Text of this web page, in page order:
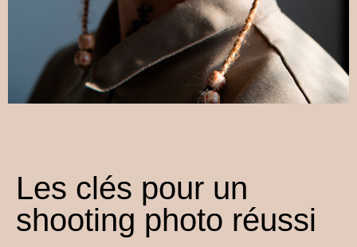
Les clés pour un
shooting photo réussi